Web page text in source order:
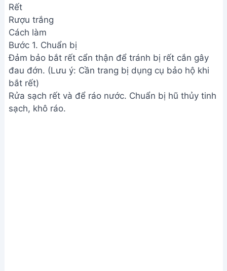
Rết
Rượu trắng
Cách làm
Bước 1. Chuẩn bị
Đảm bảo bắt rết cẩn thận để tránh bị rết cắn gây
đau đớn. (Lưu ý: Cần trang bị dụng cụ bảo hộ khi
bắt rết)
Rửa sạch rết và để ráo nước. Chuẩn bị hũ thủy tinh
sạch, khô ráo.